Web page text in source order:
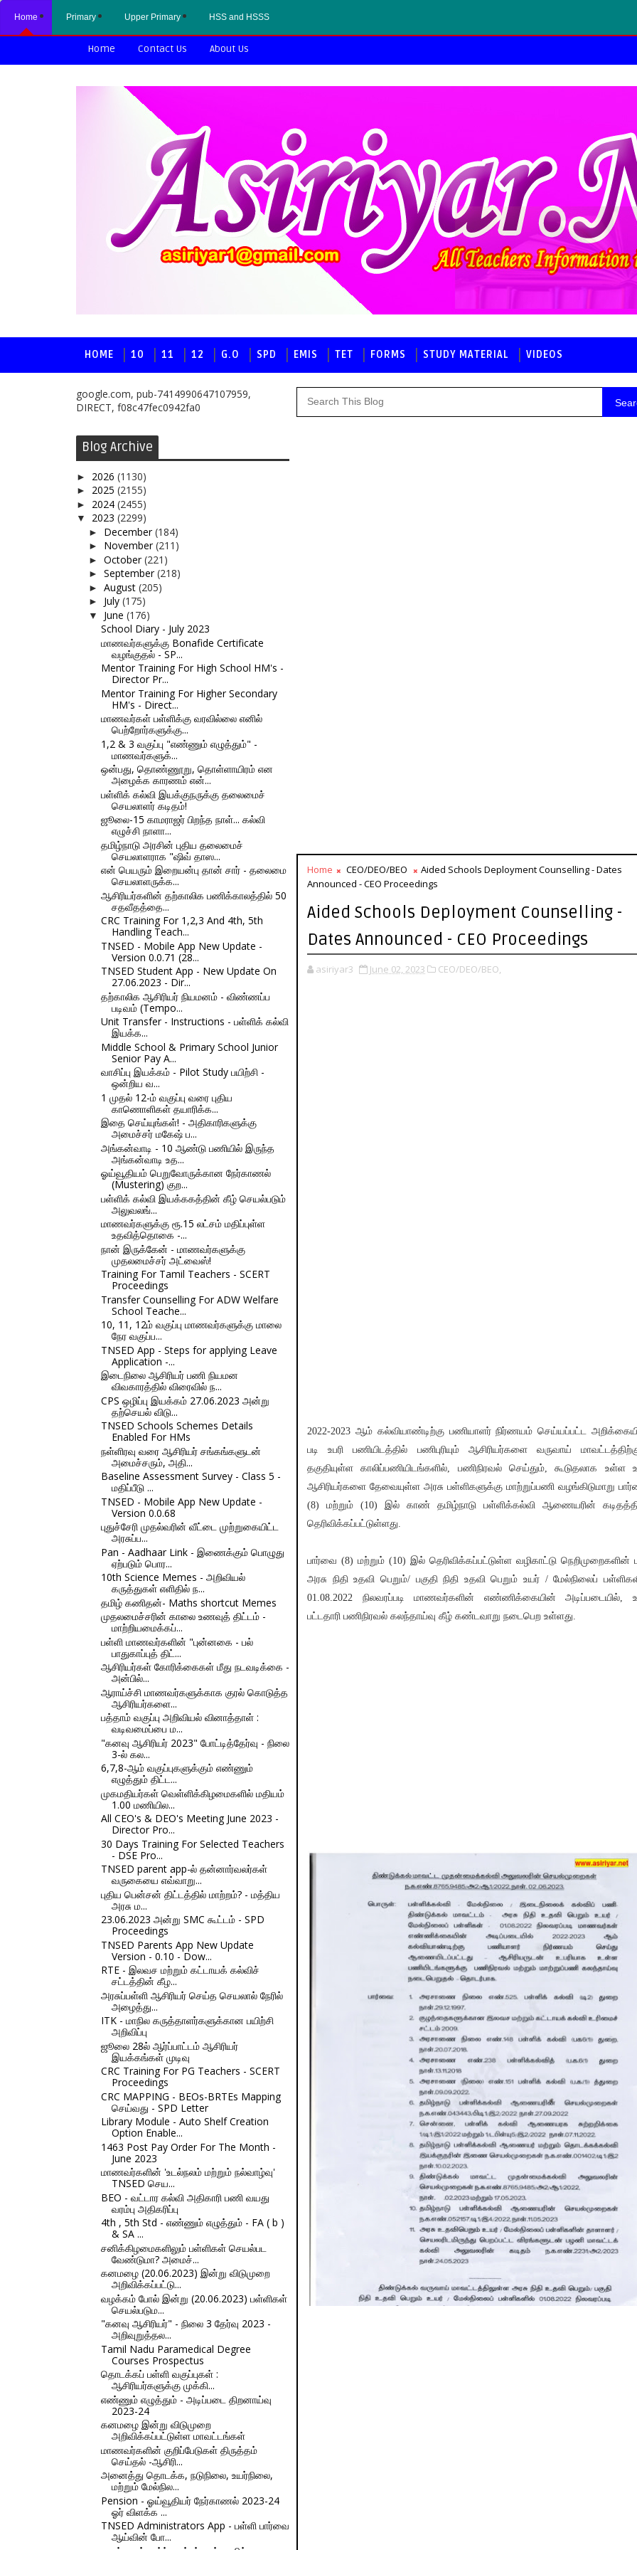
Home Primary Upper Primary HSS and HSSS
Home Contact Us About Us
HOME 10 11 12 G.O SPD EMIS TET FORMS STUDY MATERIAL VIDEOS
google.com, pub-7414990647107959,
DIRECT, f08c47fec0942fa0
Blog Archive
► 2026 (1130)
► 2025 (2155)
► 2024 (2455)
▼ 2023 (2299)
► December(184)
► November(211)
► October(221)
► September(218)
► August (205)
► July (175)
▼ June (176)
School Diary - July 2023
மாணவர்களுக்கு Bonafide Certificate
வழங்குதல் - SP...
Mentor Training For High School HM's -
Director Pr...
Mentor Training For Higher Secondary
HM's - Direct...
மாணவர்கள் பள்ளிக்கு வரவில்லை எனில்
பெற்றோர்களுக்கு...
1,2 & 3 வகுப்பு "எண்ணும் எழுத்தும்" -
மாணவர்களுக்...
ஒன்பது, தொண்ணூறு, தொள்ளாயிரம் என
அழைக்க காரணம் என்...
பள்ளிக் கல்வி இயக்குநருக்கு தலைமைச்
செயலாளர் கடிதம்!
ஜூலை-15 காமராஜர் பிறந்த நாள்... கல்வி
எழுச்சி நாளா...
தமிழ்நாடு அரசின் புதிய தலைமைச்
செயலாளராக "ஷிவ் தாஸ...
என் பெயரும் இறையன்பு தான் சார் - தலைமை
செயலாளருக்க...
ஆசிரியர்களின் தற்காலிக பணிக்காலத்தில் 50
சதவீதத்தை...
CRC Training For 1,2,3 And 4th, 5th
Handling Teach...
TNSED - Mobile App New Update -
Version 0.0.71 (28...
TNSED Student App - New Update On
27.06.2023 - Dir...
தற்காலிக ஆசிரியர் நியமனம் - விண்ணப்ப
படிவம் (Tempo...
Unit Transfer - Instructions - பள்ளிக் கல்வி
இயக்க...
Middle School & Primary School Junior
Senior Pay A...
வாசிப்பு இயக்கம் - Pilot Study பயிற்சி -
ஒன்றிய வ...
1 முதல் 12-ம் வகுப்பு வரை புதிய
காணொளிகள் தயாரிக்க...
இதை செய்யுங்கள்! - அதிகாரிகளுக்கு
அமைச்சர் மகேஷ் ப...
அங்கன்வாடி - 10 ஆண்டு பணியில் இருந்த
அங்கன்வாடி உத...
ஓய்வூதியம் பெறுவோருக்கான நேர்காணல்
(Mustering) குற...
பள்ளிக் கல்வி இயக்ககத்தின் கீழ் செயல்படும்
அலுவலங்...
மாணவர்களுக்கு ரூ.15 லட்சம் மதிப்புள்ள
உதவித்தொகை -...
நான் இருக்கேன் - மாணவர்களுக்கு
முதலமைச்சர் அட்வைஸ்!
Training For Tamil Teachers - SCERT
Proceedings
Transfer Counselling For ADW Welfare
School Teache...
10, 11, 12ம் வகுப்பு மாணவர்களுக்கு மாலை
நேர வகுப்ப...
TNSED App - Steps for applying Leave
Application -...
இடைநிலை ஆசிரியர் பணி நியமன
விவகாரத்தில் விரைவில் ந...
CPS ஒழிப்பு இயக்கம் 27.06.2023 அன்று
தற்செயல் விடு...
TNSED Schools Schemes Details
Enabled For HMs
நள்ளிரவு வரை ஆசிரியர் சங்கங்களுடன்
அமைச்சரும், அதி...
Baseline Assessment Survey - Class 5 -
மதிப்பீடு ...
TNSED - Mobile App New Update -
Version 0.0.68
புதுச்சேரி முதல்வரின் வீட்டை முற்றுகையிட்ட
அரசுப்ப...
Pan - Aadhaar Link - இணைக்கும் பொழுது
ஏற்படும் பொர...
10th Science Memes - அறிவியல்
கருத்துகள் எளிதில் ந...
தமிழ் கணிதன்- Maths shortcut Memes
முதலமைச்சரின் காலை உணவுத் திட்டம் -
மாற்றியமைக்கப்...
பள்ளி மாணவர்களின் "புன்னகை - பல்
பாதுகாப்புத் திட்...
ஆசிரியர்கள் கோரிக்கைகள் மீது நடவடிக்கை -
அன்பில்...
ஆராய்ச்சி மாணவர்களுக்காக குரல் கொடுத்த
ஆசிரியர்களை...
பத்தாம் வகுப்பு அறிவியல் வினாத்தாள் :
வடிவமைப்பை ம...
"கனவு ஆசிரியர் 2023" போட்டித்தேர்வு - நிலை
3-ல் கல...
6,7,8-ஆம் வகுப்புகளுக்கும் எண்ணும்
எழுத்தும் திட்ட...
முகமதியர்கள் வெள்ளிக்கிழமைகளில் மதியம்
1.00 மணியில...
All CEO's & DEO's Meeting June 2023 -
Director Pro...
30 Days Training For Selected Teachers
- DSE Pro...
TNSED parent app-ல் தன்னார்வலர்கள்
வருகையை எவ்வாறு...
புதிய பென்சன் திட்டத்தில் மாற்றம்? - மத்திய
அரசு ம...
23.06.2023 அன்று SMC கூட்டம் - SPD
Proceedings
TNSED Parents App New Update
Version - 0.10 - Dow...
RTE - இலவச மற்றும் கட்டாயக் கல்விச்
சட்டத்தின் கீழ...
அரசுப்பள்ளி ஆசிரியர் செய்த செயலால் நேரில்
அழைத்து...
ITK - மாநில கருத்தாளர்களுக்கான பயிற்சி
அறிவிப்பு
ஜூலை 28ல் ஆர்ப்பாட்டம் ஆசிரியர்
இயக்கங்கள் முடிவு
CRC Training For PG Teachers - SCERT
Proceedings
CRC MAPPING - BEOs-BRTEs Mapping
செய்வது - SPD Letter
Library Module - Auto Shelf Creation
Option Enable...
1463 Post Pay Order For The Month -
June 2023
மாணவர்களின் 'உடல்நலம் மற்றும் நல்வாழ்வு'
TNSED செய...
BEO - வட்டார கல்வி அதிகாரி பணி வயது
வரம்பு அதிகரிப்பு
4th , 5th Std - எண்ணும் எழுத்தும் - FA ( b )
& SA ...
சனிக்கிழமைகளிலும் பள்ளிகள் செயல்பட
வேண்டுமா? அமைச்...
கனமழை (20.06.2023) இன்று விடுமுறை
அறிவிக்கப்பட்டு...
வழக்கம் போல் இன்று (20.06.2023) பள்ளிகள்
செயல்படும...
"கனவு ஆசிரியர்" - நிலை 3 தேர்வு 2023 -
அறிவுறுத்தல...
Tamil Nadu Paramedical Degree
Courses Prospectus
தொடக்கப் பள்ளி வகுப்புகள் :
ஆசிரியர்களுக்கு முக்கி...
எண்ணும் எழுத்தும் - அடிப்படை திறனாய்வு
2023-24
கனமழை இன்று விடுமுறை
அறிவிக்கப்பட்டுள்ள மாவட்டங்கள்
மாணவர்களின் குறிப்பேடுகள் திருத்தம்
செய்தல் -ஆசிரி...
அனைத்து தொடக்க, நடுநிலை, உயர்நிலை,
மற்றும் மேல்நில...
Pension - ஓய்வூதியர் நேர்காணல் 2023-24
ஓர் விளக்க ...
TNSED Administrators App - பள்ளி பார்வை
ஆய்வின் போ...
Home CEO/DEO/BEO
Aided Schools Deployment Counselling - Dates
Announced - CEO Proceedings
Aided Schools Deployment Counselling -
Dates Announced - CEO Proceedings
asiriyar3 June 02, 2023 CEO/DEO/BEO,
2022-2023 ஆம் கல்வியாண்டிற்கு பணியாளர் நிர்ணயம் செய்யப்பட்ட
படி உபரி பணியிடத்தில் பணிபுரியும் ஆசிரியர்களை வருவாய்
தகுதியுள்ள காலிப்பணியிடங்களில், பணிநிரவல் செய்தும், கூடுதலாக உள்ள
ஆசிரியர்களை தேவையுள்ள அரசு பள்ளிகளுக்கு மாற்றுப்பணி வழங்கிடுமாறு
(8) மற்றும் (10) இல் காண் தமிழ்நாடு பள்ளிக்கல்வி ஆணையரின்
தெரிவிக்கப்பட்டுள்ளது.
பார்வை (8) மற்றும் (10) இல் தெரிவிக்கப்பட்டுள்ள வழிகாட்டு நெறிமுறைகளின்
அரசு நிதி உதவி பெறும்/ பகுதி நிதி உதவி பெறும் உயர் / மேல்நிலைப்
01.08.2022 நிலவரப்படி மாணவர்களின் எண்ணிக்கையின் அடிப்படையில்,
பட்டதாரி பணிநிரவல் கலந்தாய்வு கீழ் கண்டவாறு நடைபெற உள்ளது.